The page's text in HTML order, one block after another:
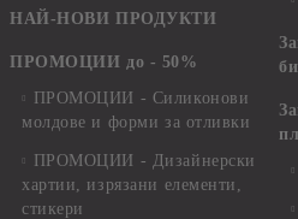
НАЙ-НОВИ ПРОДУКТИ
ПРОМОЦИИ до - 50%
ПРОМОЦИИ - Силиконови
молдове и форми за отливки
ПРОМОЦИИ - Дизайнерски
хартии, изрязани елементи,
стикери